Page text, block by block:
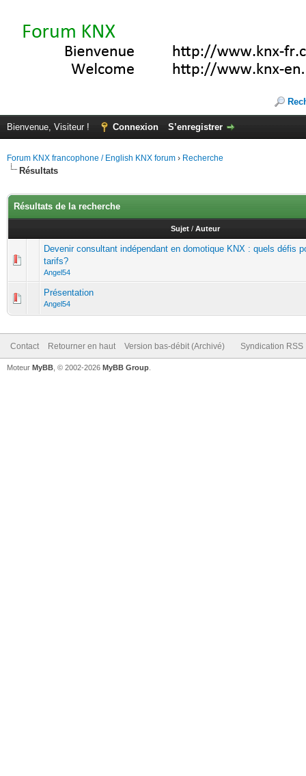
Bienvenue, Visiteur ! Connexion S’enregistrer
Forum KNX francophone / English KNX forum › Recherche
Résultats
Résultats de la recherche
Sujet / Auteur
Devenir consultant indépendant en domotique KNX : quels défis
tarifs?
Angel54
Présentation
Angel54
Contact Retourner en haut Version bas-débit (Archivé) Syndication RSS
Moteur MyBB , © 2002-2026 MyBB Group